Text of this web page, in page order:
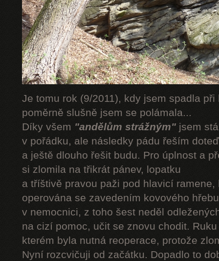
Je tomu rok (9/2011), kdy jsem spadla
poměrně slušně jsem se polámala...
Díky všem "andělům strážným" jsem
v pořádku, ale následky pádu řeším doteď
a ještě dlouho řešit budu. Pro úplnost a
si zlomila na třikrát pánev, lopatku
a tříštivě pravou paži pod hlavicí ramene,
operována se zavedením kovového
v nemocnici, z toho šest neděl
na cizí pomoc, učit se znovu chodit.
kterém byla nutná reoperace, protože
Nyní rozcvičuji od začátku. Dopadlo to